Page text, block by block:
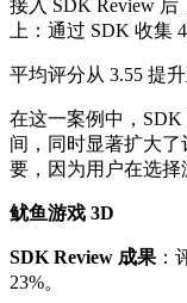
接入 SDK Review
上：通过 SDK 收集
平均评分从 3.55 提升
在这一案例中，
间，同时显著扩大
要，因为用户在选择
鱿鱼游戏 3D
SDK Review 成果 ：
23%。